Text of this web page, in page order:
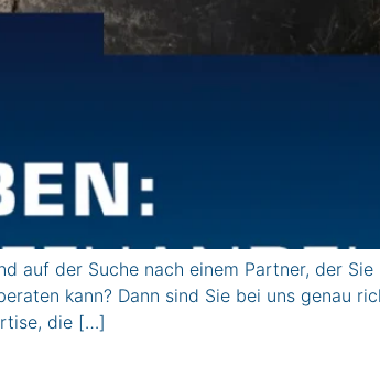
auf der Suche nach einem Partner, der
kann? Dann sind Sie bei uns genau
die […]